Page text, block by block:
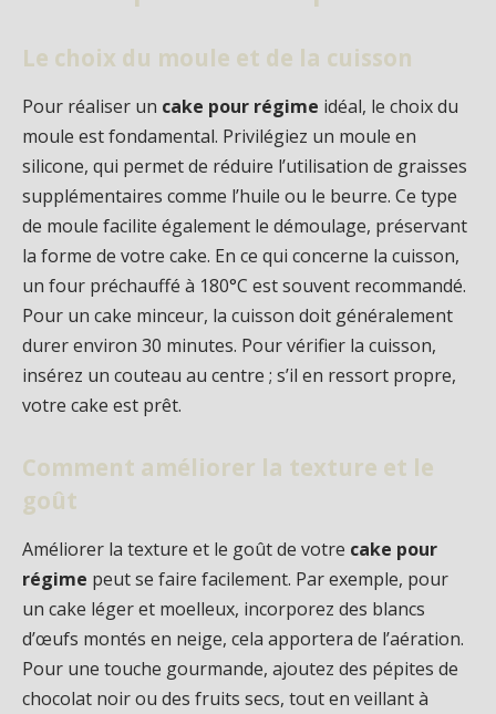
Le choix du moule et de la cuisson
Pour réaliser un cake pour régime idéal, le choix du
moule est fondamental. Privilégiez un moule en
silicone, qui permet de réduire l’utilisation de graisses
supplémentaires comme l’huile ou le beurre. Ce type
de moule facilite également le démoulage, préservant
la forme de votre cake. En ce qui concerne la cuisson,
un four préchauffé à 180°C est souvent recommandé.
Pour un cake minceur, la cuisson doit généralement
durer environ 30 minutes. Pour vérifier la cuisson,
insérez un couteau au centre ; s’il en ressort propre,
votre cake est prêt.
Comment améliorer la texture et le
goût
Améliorer la texture et le goût de votre cake pour
régime peut se faire facilement. Par exemple, pour
un cake léger et moelleux, incorporez des blancs
d’œufs montés en neige, cela apportera de l’aération.
Pour une touche gourmande, ajoutez des pépites de
chocolat noir ou des fruits secs, tout en veillant à